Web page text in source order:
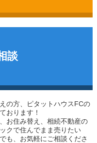
談
の方、ピタットハウスFCの
おります！
お住み替え、相続不動産の
クで住んでまま売りたい
も、お気軽にご相談くださ